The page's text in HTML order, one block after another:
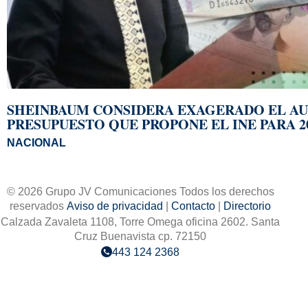
SHEINBAUM CONSIDERA EXAGERADO EL
PRESUPUESTO QUE PROPONE EL INE PARA
NACIONAL
© 2026 Grupo JV Comunicaciones Todos los derechos
reservados Aviso de privacidad Contacto
Directorio
Calzada Zavaleta 1108, Torre Omega oficina 2602. Santa
Cruz Buenavista cp. 72150
443 124 2368